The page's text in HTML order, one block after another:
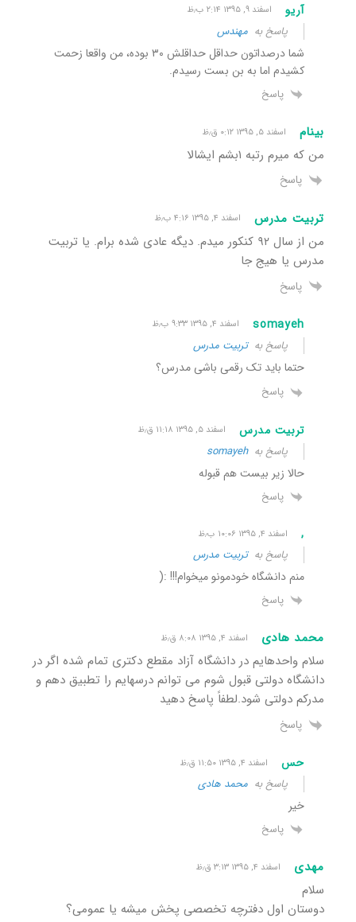
آریو اسفند ۹, ۱۳۹۵ ۲:۱۴ ب٫ظ
پاسخ به مهندس
شما درصداتون حداقل حداقلش ۳۰ بوده، من واقعا زحمت
کشیدم اما به بن بست رسیدم.
پاسخ
بینام اسفند ۵, ۱۳۹۵ ۰:۱۲ ق٫ظ
من که میرم رتبه ۱بشم ایشالا
پاسخ
تربیت مدرس اسفند ۴, ۱۳۹۵ ۴:۱۶ ب٫ظ
من از سال ۹۲ کنکور میدم. دیگه عادی شده برام. یا تربیت
مدرس یا هیج جا
پاسخ
somayeh اسفند ۴, ۱۳۹۵ ۹:۳۳ ب٫ظ
پاسخ بهتربیت مدرس
حتما باید تک رقمی باشی مدرس؟
پاسخ
تربیت مدرس اسفند ۵, ۱۳۹۵ ۱۱:۱۸ ق٫ظ
پاسخ بهsomayeh
حالا زیر بیست هم قبوله
پاسخ
, اسفند ۴, ۱۳۹۵ ۱۰:۰۶ ب٫ظ
پاسخ بهتربیت مدرس
منم دانشگاه خودمونو میخوام!!! :(
پاسخ
محمد هادی اسفند ۴, ۱۳۹۵ ۸:۰۸ ق٫ظ
سلام واحدهایم در دانشگاه آزاد مقطع دکتری تمام شده اگر در
دانشگاه دولتی قبول شوم می توانم درسهایم را تطبیق دهم و
مدرکم دولتی شود.لطفاً پاسخ دهید
پاسخ
حس اسفند ۴, ۱۳۹۵ ۱۱:۵۰ ق٫ظ
پاسخ به محمد هادی
خیر
پاسخ
مهدی اسفند ۴, ۱۳۹۵ ۳:۱۳ ق٫ظ
سلام
دوستان اول دفترچه تخصصی پخش میشه یا عمومی؟